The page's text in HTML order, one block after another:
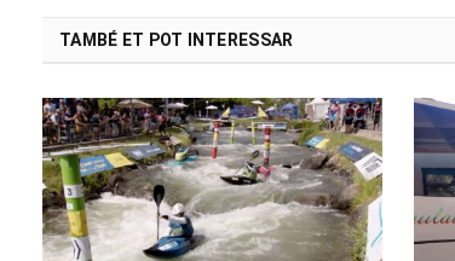
TAMBÉ ET POT INTERESSAR